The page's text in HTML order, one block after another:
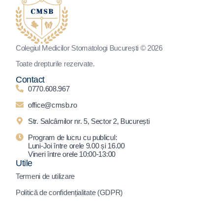
Colegiul Medicilor Stomatologi București © 2026
Toate drepturile rezervate.
Contact
0770.608.967
office@cmsb.ro
Str. Salcâmilor nr. 5, Sector 2, București
Program de lucru cu publicul:
Luni-Joi între orele 9.00 și 16.00
Vineri între orele 10:00-13:00
Utile
Termeni de utilizare
Politică de confidențialitate (GDPR)